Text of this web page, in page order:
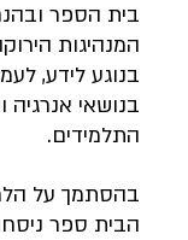
בית הספר
המנהיגות
בנוגע לידע,
בנושאי
התלמידים.
בהסתמך על
הבית ספר